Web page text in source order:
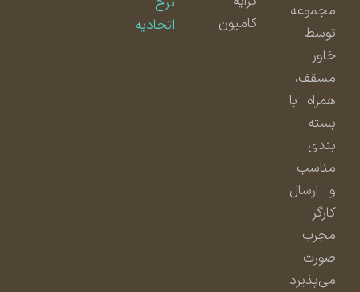
مجموعه
توسط
مسقف،
همراه با
بسته
بندی
مناسب
و ارسال
مجرب
صورت
می‌پذیرد
کامیون
اتحادیه